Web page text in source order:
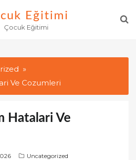
Eğitimi
Çocuk Eğitimi
Ve Cozumleri
Hatalari Ve
Uncategorized